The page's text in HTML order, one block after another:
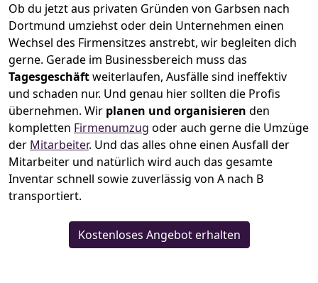
Ob du jetzt aus privaten Gründen von Garbsen nach
Dortmund umziehst oder dein Unternehmen einen
Wechsel des Firmensitzes anstrebt, wir begleiten dich
gerne. Gerade im Businessbereich muss das
Tagesgeschäftweiterlaufen, Ausfälle sind ineffektiv
und schaden nur. Und genau hier sollten die Profis
übernehmen. Wir planen und organisieren den
kompletten Firmenumzug oder auch gerne die Umzüge
der Mitarbeiter. Und das alles ohne einen Ausfall der
Mitarbeiter und natürlich wird auch das gesamte
Inventar schnell sowie zuverlässig von A nach B
transportiert.
Kostenloses Angebot erhalten